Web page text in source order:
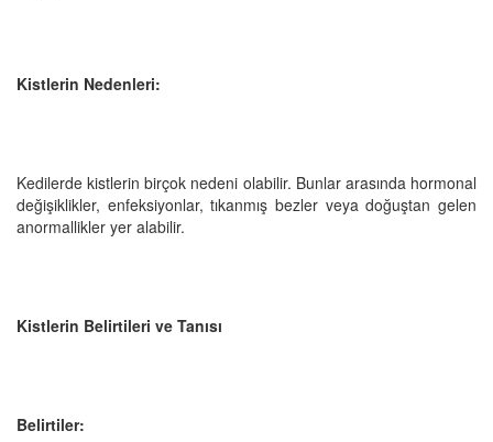
Kistlerin Nedenleri:
Kedilerde kistlerin birçok nedeni olabilir. Bunlar arasında hormonal
değişiklikler, enfeksiyonlar, tıkanmış bezler veya doğuştan gelen
anormallikler yer alabilir.
Kistlerin Belirtileri ve Tanısı
Belirtiler: